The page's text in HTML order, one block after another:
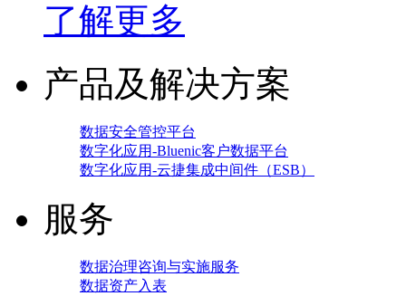
了解更多
产品及解决方案
数据安全管控平台
数字化应用-Bluenic客户数据平台
数字化应用-云捷集成中间件（ESB）
服务
数据治理咨询与实施服务
数据资产入表